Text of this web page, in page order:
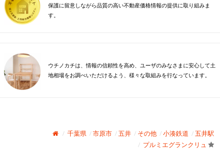
保護に留意しながら品質の高い不動産価格情報の提供に取り組みま
す。
ウチノカチは、情報の信頼性を高め、ユーザのみなさまに安心して土
地相場をお調べいただけるよう、様々な取組みを行なっています。
千葉県 市原市 五井 その他 小湊鉄道
五井駅
プルミエグランクリュ